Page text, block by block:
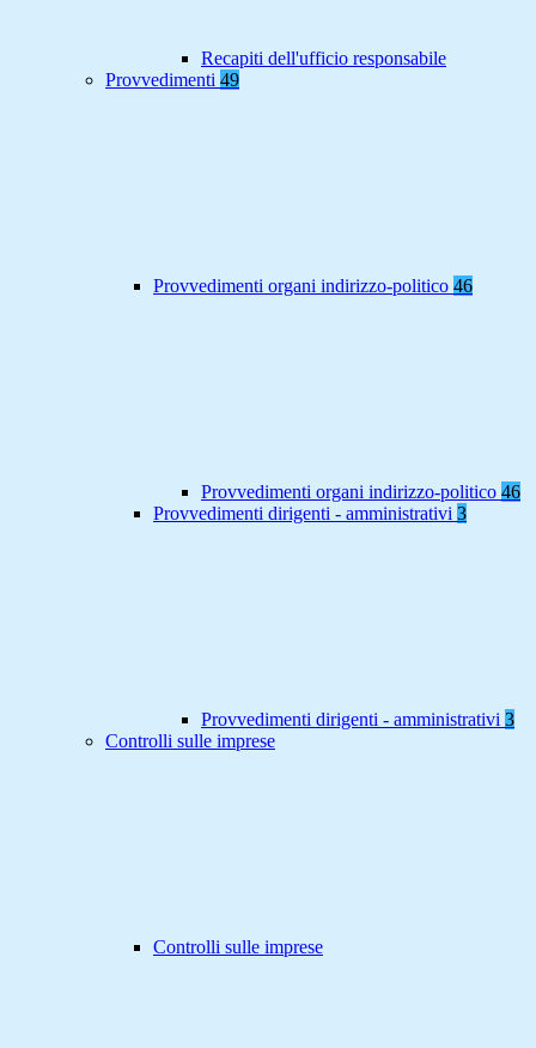
Recapiti dell'ufficio responsabile
Provvedimenti 49
Provvedimenti organi indirizzo-politico 46
Provvedimenti organi indirizzo-politico 46
Provvedimenti dirigenti - amministrativi 3
Provvedimenti dirigenti - amministrativi 3
Controlli sulle imprese
Controlli sulle imprese